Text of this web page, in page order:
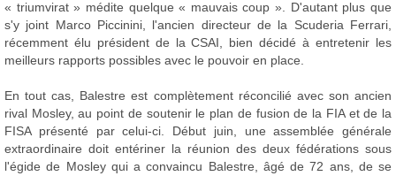
« triumvirat » médite quelque « mauvais coup ». D'autant plus que
s'y joint Marco Piccinini, l'ancien directeur de la Scuderia Ferrari,
récemment élu président de la CSAI, bien décidé à entretenir les
meilleurs rapports possibles avec le pouvoir en place.
En tout cas, Balestre est complètement réconcilié avec son ancien
rival Mosley, au point de soutenir le plan de fusion de la FIA et de la
FISA présenté par celui-ci. Début juin, une assemblée générale
extraordinaire doit entériner la réunion des deux fédérations sous
l'égide de Mosley qui a convaincu Balestre, âgé de 72 ans, de se